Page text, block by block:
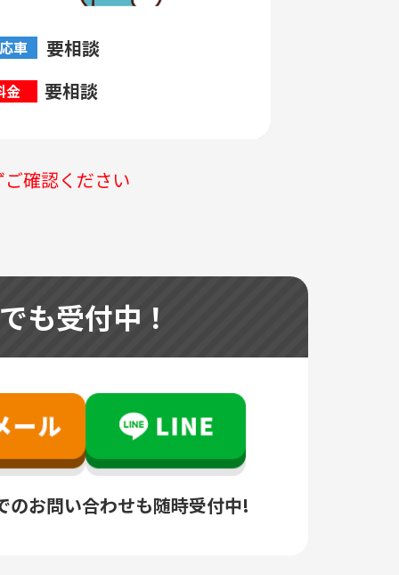
車 要相談
金 要相談
確認ください
も受付中！
のお問い合わせも随時受付中!